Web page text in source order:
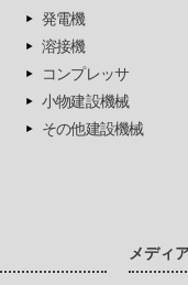
発電機
溶接機
コンプレッサ
小物建設機械
その他建設機械
メディ